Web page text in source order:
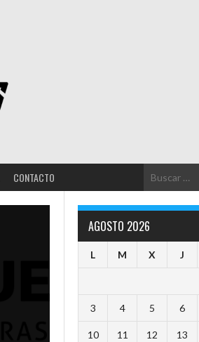
CONTACTO
AGOSTO 2026
L M X J
3 4 5 6
10 11 12 13